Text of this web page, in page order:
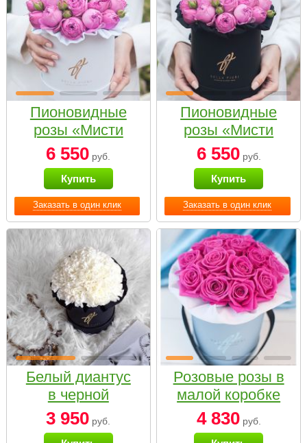
Заказать в один клик
Пионовидные
розы «Мисти
бабблс» в белой
коробке Small
6 550 руб.
Купить
Заказать в один клик
Пионовидные
розы «Мисти
бабблс» в
черной коробке
Small
6 550руб.
Купить
Белый диантус
в черной
коробке Small
3 950 руб.
Розовые розы в
малой коробке
4 830руб.